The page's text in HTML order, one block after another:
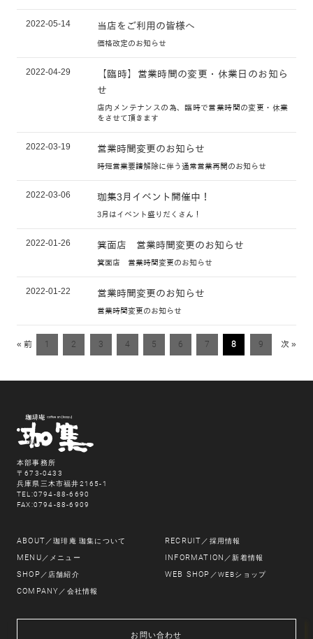
2022-05-14 当店をご利用の皆様へ
価格改定のお知らせ
2022-04-29
【臨時】営業時間の変更・休業日のお知ら
せ
店内メンテナンスの為、臨時で営業時間の変更・休業
をさせて頂きます
2022-03-19 営業時間変更のお知らせ
時短営業要請解除に伴う通常営業再開のお知らせ
2022-03-06 珈集3月イベント開催中！
3月はイベント盛りだくさん！
2022-01-26 箕面店 営業時間変更のお知らせ
箕面店 営業時間変更のお知らせ
2022-01-22 営業時間変更のお知らせ
営業時間変更のお知らせ
« 前 1 2 3 4 5 6 7 8 9 次 »
本部事務所
〒673-0433
兵庫県三木市福井2165-1
TEL:0794-88-6690
FAX:0794-88-6909
ABOUT ／珈琲庵 珈集について RECRUIT ／採用情報
MENU ／メニュー INFORMATION ／新着情報
SHOP ／店舗紹介 WEB SHOP ／WEBショップ
COMPANY ／会社情報
お問い合わせ